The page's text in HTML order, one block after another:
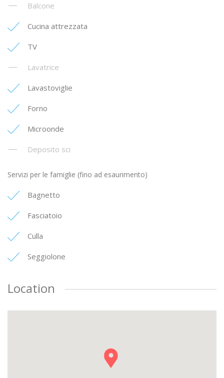
Balcone
Cucina attrezzata
TV
Lavatrice
Lavastoviglie
Forno
Microonde
Deposito sci
Servizi per le famiglie (fino ad esaurimento)
Bagnetto
Fasciatoio
Culla
Seggiolone
Location